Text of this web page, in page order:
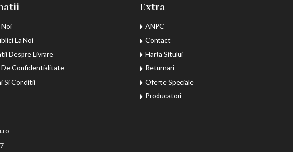
La Noi
Despre Livrare
De Confidentialitate
Si Conditii
Extra
ANPC
Contact
Harta Sitului
Returnari
Oferte Speciale
Producatori